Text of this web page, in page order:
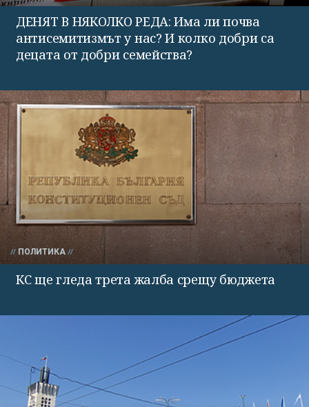
ДЕНЯТ В НЯКОЛКО РЕДА: Има ли почва
антисемитизмът у нас? И колко добри са
децата от добри семейства?
ПОЛИТИКА
КС ще гледа трета жалба срещу бюджета